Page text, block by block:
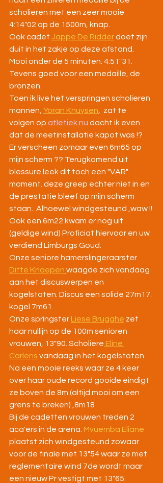
scholieren met een zeer mooie
4:14"02 op de 1500m, knap.
Ook cadet Jappe De Ridder doet zijn
duit in het zakje op deze afstand.
Mooi onder de 5 minuten. 4:51"31.
Tevens goed voor een medaille, de
bronzen.
Toen ik live het verspringen scholieren
mannen, Yoran Knuysen ,  zat te
volgen op atletiek.nu dacht ik even
dat de meetinstallatie kapot was !?
Er verscheen zomaar even 6m65 op
mijn scherm ?? Terugkomend uit
blessure leek dit toch een "VAR"
moment. deze greep echter niet in en
de prestatie bleef op mijn scherm
staan.  Alhoewel windgesteund ,waw !!
Ook een 6m22 kwam er nog uit
(geldige wind) Proficiat hiervoor en uw
verdiend Limburgs Goud.
Onze seniore hamerslingeraarster
Ditte Knaepen waagde zich vandaag
aan het discuswerpen en
kogelstoten. Discus een solide 27m17.
kogel 7m61.
Onze springster Liese Brugghe zet
haar nullijn op de 100m senioren
vrouwen, 13"90. Scholiere Eline
Carlens vandaag in het kogelstoten.
Na een mooie reeks waar ze 4 keer
over haar oude record gooide eindigt
ze boven de 8m (altijd mooi om een
grens te breken) ,8m18
Bij de cadetten vrouwen treden 2
aca'ers in de arena. Mvuemba Eliane
plaatst zich windgesteund zowaar
voor de finale met 13"54 waar ze met
reglementaire wind 7de wordt maar
een nieuw Pr vestigt met 13"65.